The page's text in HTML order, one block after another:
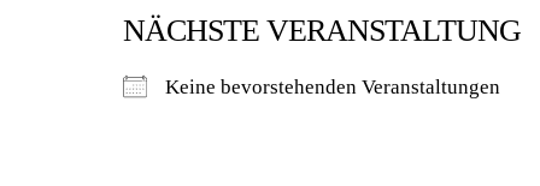
NÄCHSTE VERANSTALTUNG
Keine bevorstehenden Veranstaltungen